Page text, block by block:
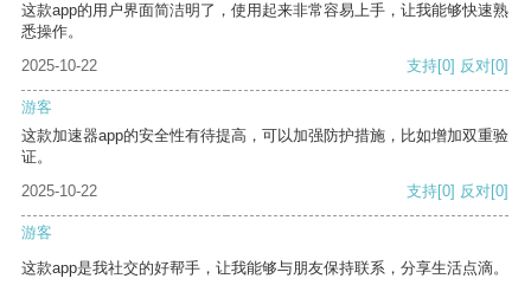
这款app的用户界面简洁明了，使用起来非常容易上手，让我能够快速熟
悉操作。
2025-10-22
支持[0] 反对[0]
游客
这款加速器app的安全性有待提高，可以加强防护措施，比如增加双重验
证。
2025-10-22
支持[0] 反对[0]
游客
这款app是我社交的好帮手，让我能够与朋友保持联系，分享生活点滴。